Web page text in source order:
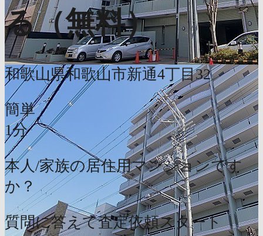
る（無料）
和歌山県和歌山市新通4丁目32
簡単
1分
本人/家族の居住用マンションです
か？
質問に答えて査定依頼スタート